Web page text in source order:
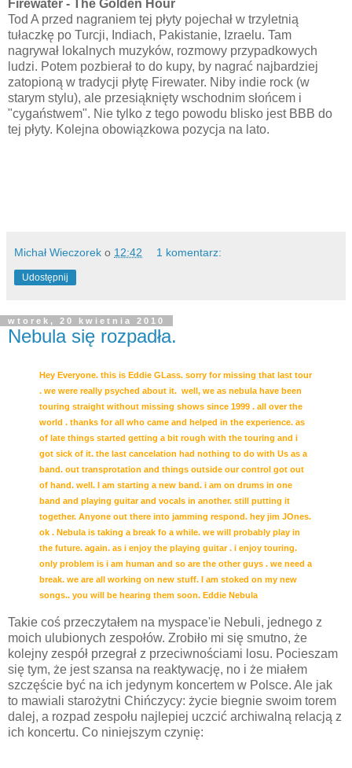
Firewater - The Golden Hour
Tod A przed nagraniem tej płyty pojechał w trzyletnią
tułaczkę po Turcji, Indiach, Pakistanie, Izraelu. Tam
nagrywał lokalnych muzyków, rozmowy przypadkowych
ludzi. Potem pozbierał to do kupy, by nagrać najbardziej
zatopioną w tradycji płytę Firewater. Niby indie rock (w
starym stylu), ale przesiąknięty wschodnim słońcem i
"cygaństwem". Nie tylko z tego powodu blisko jest BBB do
tej płyty. Kolejna obowiązkowa pozycja na lato.
Michał Wieczorek o 12:42 1 komentarz:
Udostępnij
wtorek, 20 kwietnia 2010
Nebula się rozpadła.
Hey Everyone. this is Eddie GLass. sorry for missing that last tour
. we were really psyched about it. well, we as nebula have been
touring straight without missing shows since 1999 . all over the
world . thanks for all who came and helped in the experience. as
of late things started getting a bit rough with the touring and i
got sick of it. the last cancelation had nothing to do with Us as a
band. out transprotation and things outside our control got out
of hand. well. I am starting a new band. i am on drums in one
band and playing guitar and vocals in another. still putting it
together. Anyone out there into jamming respond. hey jim JOnes.
ok . Nebula is taking a break fo a while. we will probably play in
the future. again. as i enjoy the playing guitar . i enjoy touring.
only problem is i am human and so are the other guys . we need a
break. we are all working on new stuff. I am stoked on my new
songs.. you will be hearing them soon. Eddie Nebula
Takie coś przeczytałem na myspace'ie Nebuli, jednego z
moich ulubionych zespołów. Zrobiło mi się smutno, że
kolejny zespół przegrał z przeciwnościami losu. Pocieszam
się tym, że jest szansa na reaktywację, no i że miałem
szczęście być na ich jedynym koncertem w Polsce. Ale jak
to mawiali starożytni Chińczycy: życie biegnie swoim torem
dalej, a rozpad zespołu najlepiej uczcić archiwalną relacją z
ich koncertu. Co niniejszym czynię: